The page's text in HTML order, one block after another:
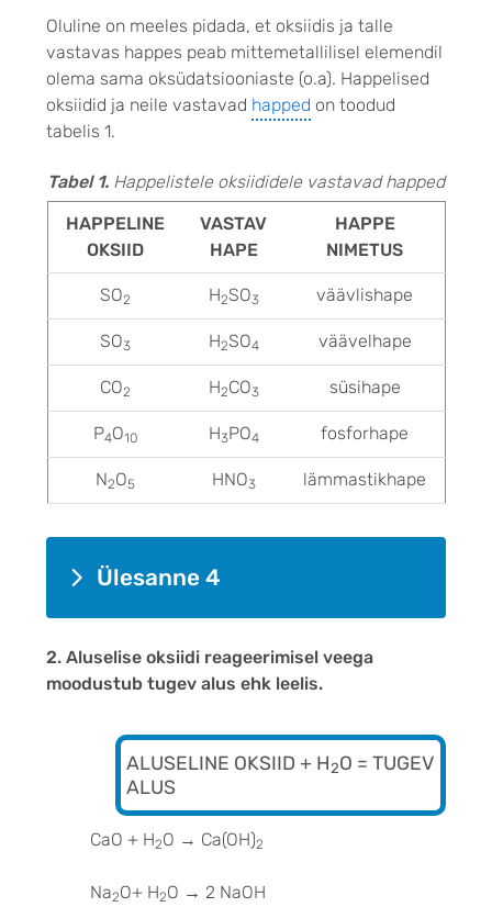
Oluline on meeles pidada, et oksiidis ja talle
vastavas happes peab mittemetallilisel elemendil
olema sama oksüdatsiooniaste (o.a). Happelised
oksiidid ja neile vastavad happed on toodud
tabelis 1.
Tabel 1. Happelistele oksiididele vastavad happed
HAPPELINE
OKSIID
VASTAV
HAPE
HAPPE
NIMETUS
SO2 H2SO3 väävlishape
SO3 H2SO4 väävelhape
CO2 H2CO3 süsihape
P4O10 H3PO4 fosforhape
N2O5 HNO3 lämmastikhape
Ülesanne 4
2. Aluselise oksiidi reageerimisel veega
moodustub tugev alus ehk leelis.
ALUSELINE OKSIID + H2O = TUGEV
ALUS
CaO + H2O → Ca(OH)2
Na2O+ H2O → 2 NaOH